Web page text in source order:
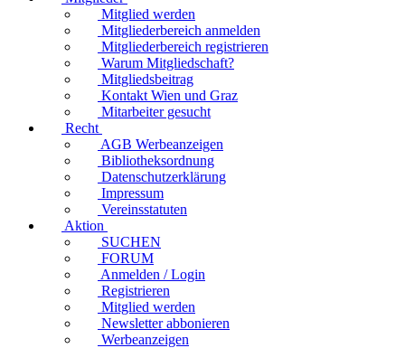
Mitglied werden
Mitgliederbereich anmelden
Mitgliederbereich registrieren
Warum Mitgliedschaft?
Mitgliedsbeitrag
Kontakt Wien und Graz
Mitarbeiter gesucht
Recht
AGB Werbeanzeigen
Bibliotheksordnung
Datenschutzerklärung
Impressum
Vereinsstatuten
Aktion
SUCHEN
FORUM
Anmelden / Login
Registrieren
Mitglied werden
Newsletter abbonieren
Werbeanzeigen